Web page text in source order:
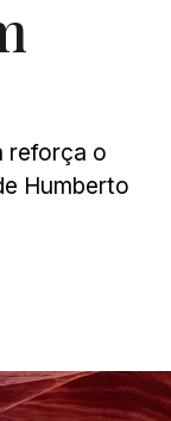
reforça o
Humberto